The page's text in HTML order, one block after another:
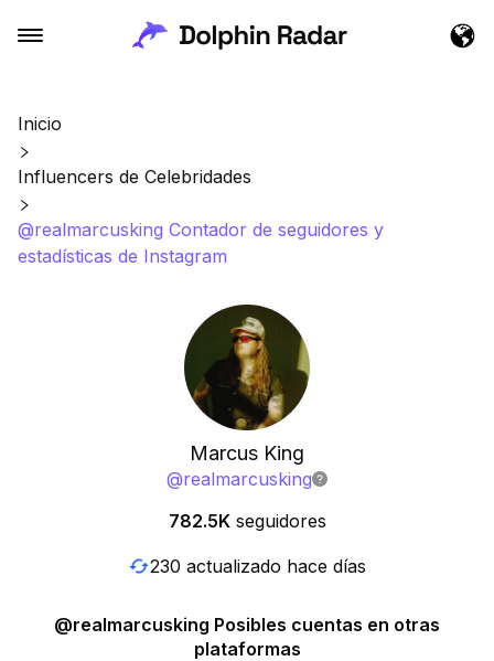
Inicio
Influencers de Celebridades
@realmarcusking Contador de seguidores y
estadísticas de Instagram
Marcus King
@realmarcusking
782.5K seguidores
230 actualizado hace días
@realmarcusking Posibles cuentas en otras
plataformas